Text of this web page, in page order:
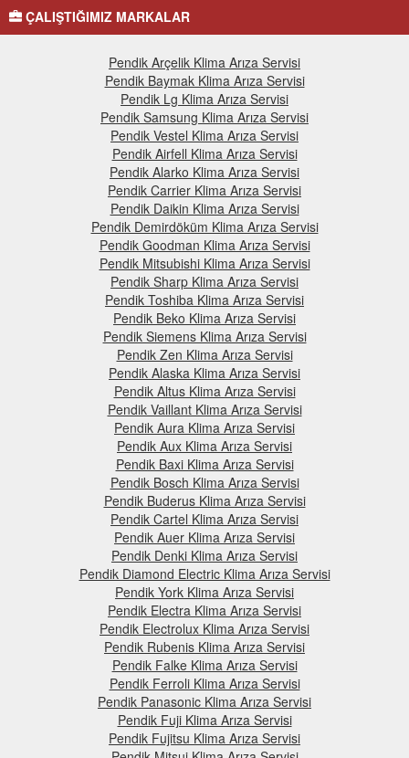
ÇALIŞTIĞIMIZ MARKALAR
Pendik Arçelik Klima Arıza Servisi
Pendik Baymak Klima Arıza Servisi
Pendik Lg Klima Arıza Servisi
Pendik Samsung Klima Arıza Servisi
Pendik Vestel Klima Arıza Servisi
Pendik Airfell Klima Arıza Servisi
Pendik Alarko Klima Arıza Servisi
Pendik Carrier Klima Arıza Servisi
Pendik Daikin Klima Arıza Servisi
Pendik Demirdöküm Klima Arıza Servisi
Pendik Goodman Klima Arıza Servisi
Pendik Mitsubishi Klima Arıza Servisi
Pendik Sharp Klima Arıza Servisi
Pendik Toshiba Klima Arıza Servisi
Pendik Beko Klima Arıza Servisi
Pendik Siemens Klima Arıza Servisi
Pendik Zen Klima Arıza Servisi
Pendik Alaska Klima Arıza Servisi
Pendik Altus Klima Arıza Servisi
Pendik Vaillant Klima Arıza Servisi
Pendik Aura Klima Arıza Servisi
Pendik Aux Klima Arıza Servisi
Pendik Baxi Klima Arıza Servisi
Pendik Bosch Klima Arıza Servisi
Pendik Buderus Klima Arıza Servisi
Pendik Cartel Klima Arıza Servisi
Pendik Auer Klima Arıza Servisi
Pendik Denki Klima Arıza Servisi
Pendik Diamond Electric Klima Arıza Servisi
Pendik York Klima Arıza Servisi
Pendik Electra Klima Arıza Servisi
Pendik Electrolux Klima Arıza Servisi
Pendik Rubenis Klima Arıza Servisi
Pendik Falke Klima Arıza Servisi
Pendik Ferroli Klima Arıza Servisi
Pendik Panasonic Klima Arıza Servisi
Pendik Fuji Klima Arıza Servisi
Pendik Fujitsu Klima Arıza Servisi